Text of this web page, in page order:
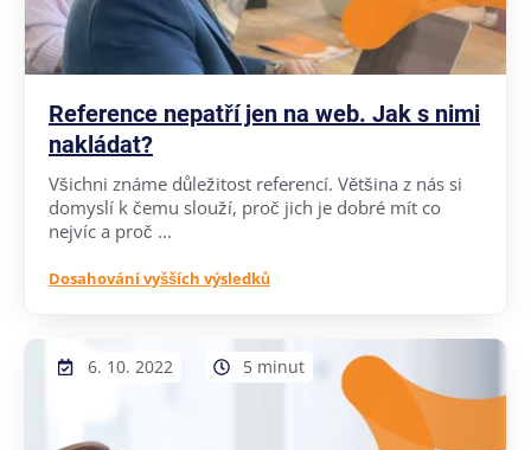
Reference nepatří jen na web. Jak s nimi
nakládat?
Všichni známe důležitost referencí. Většina z nás si
domyslí k čemu slouží, proč jich je dobré mít co
nejvíc a proč ...
Dosahování vyšších výsledků
6. 10. 2022 5 minut